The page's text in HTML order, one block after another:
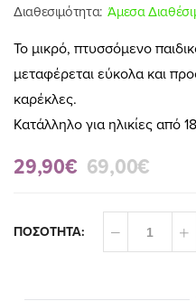
Διαθεσιμότητα: Άμεσα
Το μικρό, πτυσσόμενο
μεταφέρεται εύκολα και
καρέκλες.
Κατάλληλο για ηλικίες από
29,90€ 69,00€
ΠΟΣΟΤΗΤΑ: